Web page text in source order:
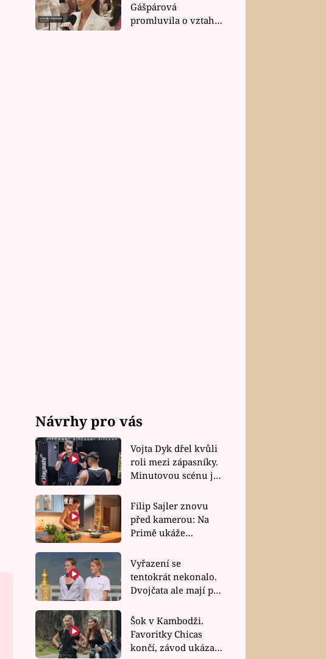
Gášpárová
promluvila o vztahu
Návrhy pro vás
Vojta Dyk dřel kvůli
roli mezi zápasníky.
Minutovou scénu jel
Filip Sajler znovu
před kamerou: Na
Primě ukáže
rychlé recepty
Vyřazení se
tentokrát nekonalo.
Dvojčata ale mají po
závodu nůž na krku
Šok v Kambodži.
Favoritky Chicas
končí, závod ukázal